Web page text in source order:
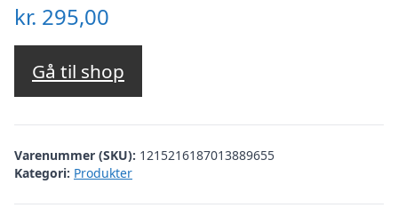
kr. 295,00
Gå til shop
Varenummer (SKU): 1215216187013889655
Kategori: Produkter